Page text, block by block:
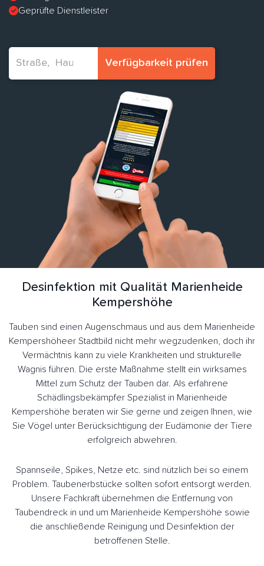
Geprüfte Dienstleister
Verfügbarkeit prüfen
Desinfektion mit Qualität Marienheide
Kempershöhe
Tauben sind einen Augenschmaus und aus dem Marienheide
Kempershöheer Stadtbild nicht mehr wegzudenken, doch ihr
Vermächtnis kann zu viele Krankheiten und strukturelle
Wagnis führen. Die erste Maßnahme stellt ein wirksames
Mittel zum Schutz der Tauben dar. Als erfahrene
Schädlingsbekämpfer Spezialist in Marienheide
Kempershöhe beraten wir Sie gerne und zeigen Ihnen, wie
Sie Vögel unter Berücksichtigung der Eudämonie der Tiere
erfolgreich abwehren.
Spannseile, Spikes, Netze etc. sind nützlich bei so einem
Problem. Taubenerbstücke sollten sofort entsorgt werden.
Unsere Fachkraft übernehmen die Entfernung von
Taubendreck in und um Marienheide Kempershöhe sowie
die anschließende Reinigung und Desinfektion der
betroffenen Stelle.